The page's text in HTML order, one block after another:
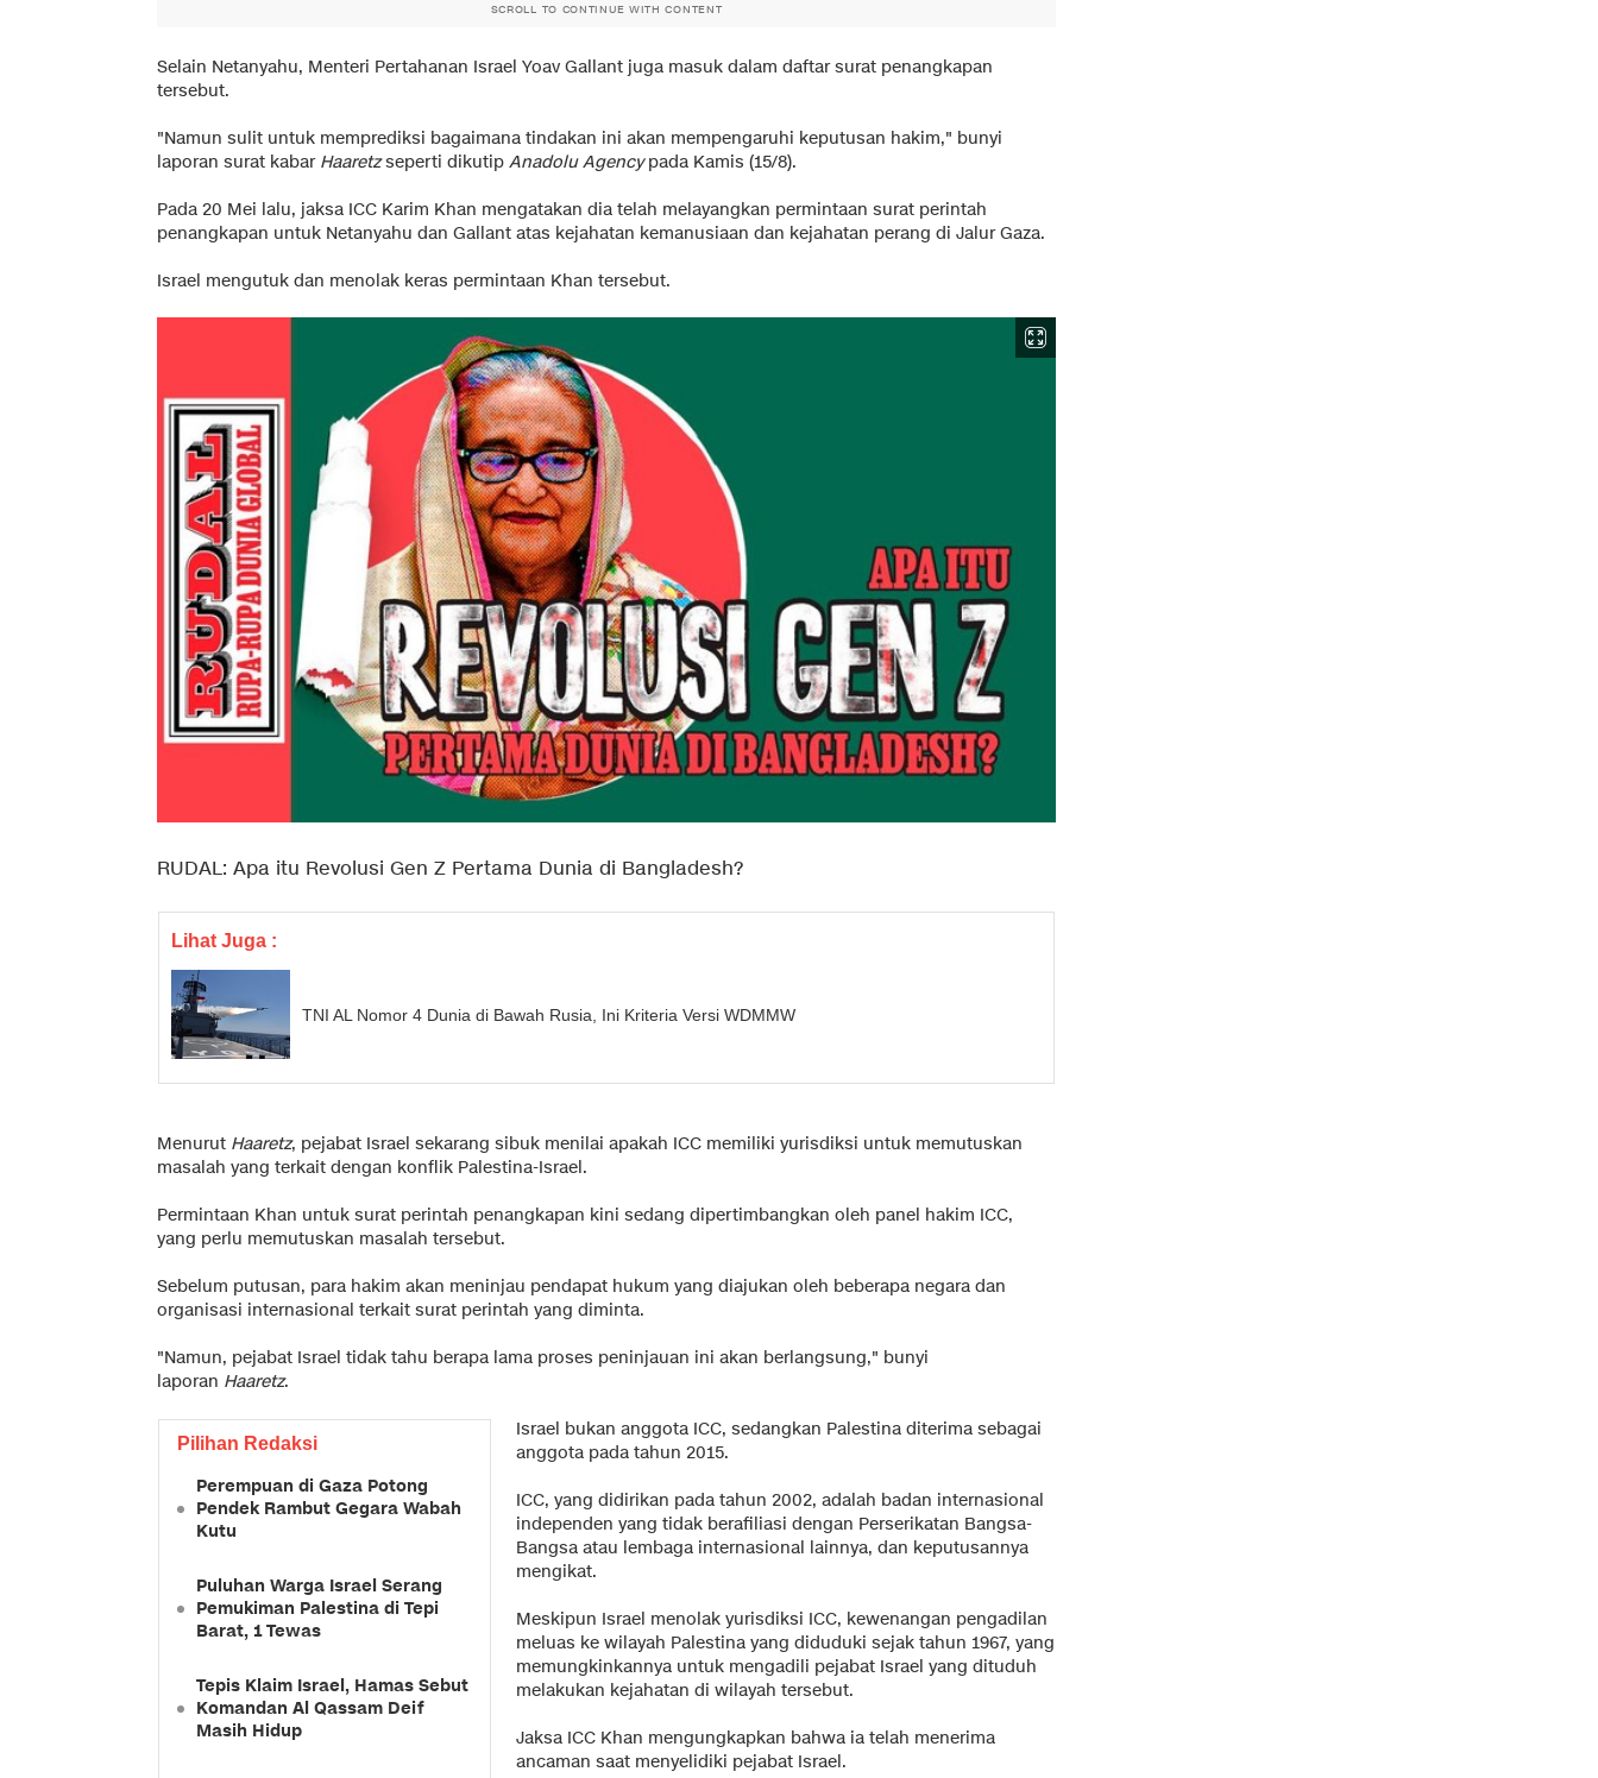
SCROLL TO CONTINUE WITH CONTENT
Selain Netanyahu, Menteri Pertahanan Israel Yoav Gallant juga masuk dalam daftar surat penangkapan
tersebut.
"Namun sulit untuk memprediksi bagaimana tindakan ini akan mempengaruhi keputusan hakim," bunyi
laporan surat kabar Haaretzseperti dikutip Anadolu Agency pada Kamis (15/8).
Pada 20 Mei lalu, jaksa ICC Karim Khan mengatakan dia telah melayangkan permintaan surat perintah
penangkapan untuk Netanyahu dan Gallant atas kejahatan kemanusiaan dan kejahatan perang di Jalur Gaza.
Israel mengutuk dan menolak keras permintaan Khan tersebut.
RUDAL: Apa itu Revolusi Gen Z Pertama Dunia di Bangladesh?
Lihat Juga :
TNI AL Nomor 4 Dunia di Bawah Rusia, Ini Kriteria Versi WDMMW
Menurut Haaretz, pejabat Israel sekarang sibuk menilai apakah ICC memiliki yurisdiksi untuk memutuskan
masalah yang terkait dengan konflik Palestina-Israel.
Permintaan Khan untuk surat perintah penangkapan kini sedang dipertimbangkan oleh panel hakim ICC,
yang perlu memutuskan masalah tersebut.
Sebelum putusan, para hakim akan meninjau pendapat hukum yang diajukan oleh beberapa negara dan
organisasi internasional terkait surat perintah yang diminta.
"Namun, pejabat Israel tidak tahu berapa lama proses peninjauan ini akan berlangsung," bunyi
laporan Haaretz.
Pilihan Redaksi
Perempuan di Gaza Potong
Pendek Rambut Gegara Wabah
Kutu
Puluhan Warga Israel Serang
Pemukiman Palestina di Tepi
Barat, 1 Tewas
Tepis Klaim Israel, Hamas Sebut
Komandan Al Qassam Deif
Masih Hidup
Israel bukan anggota ICC, sedangkan Palestina diterima sebagai
anggota pada tahun 2015.
ICC, yang didirikan pada tahun 2002, adalah badan internasional
independen yang tidak berafiliasi dengan Perserikatan Bangsa-
Bangsa atau lembaga internasional lainnya, dan keputusannya
mengikat.
Meskipun Israel menolak yurisdiksi ICC, kewenangan pengadilan
meluas ke wilayah Palestina yang diduduki sejak tahun 1967, yang
memungkinkannya untuk mengadili pejabat Israel yang dituduh
melakukan kejahatan di wilayah tersebut.
Jaksa ICC Khan mengungkapkan bahwa ia telah menerima
ancaman saat menyelidiki pejabat Israel.